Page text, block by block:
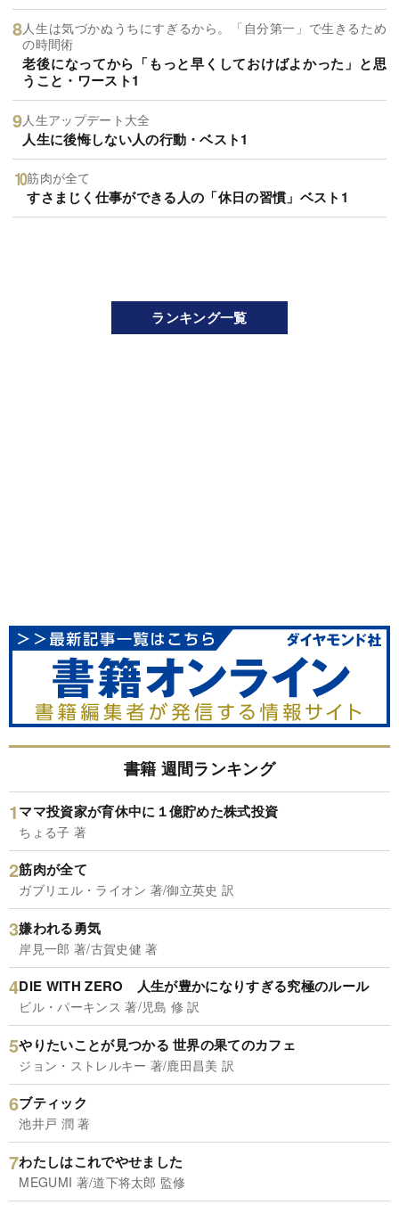
人生は気づかぬうちにすぎるから。「自分第一」で生きるため
の時間術
老後になってから「もっと早くしておけばよかった」と思
うこと・ワースト1
人生アップデート大全
人生に後悔しない人の行動・ベスト1
筋肉が全て
すさまじく仕事ができる人の「休日の習慣」ベスト1
ランキング一覧
書籍 週間ランキング
ママ投資家が育休中に１億貯めた株式投資
ちょる子 著
筋肉が全て
ガブリエル・ライオン 著/御立英史 訳
嫌われる勇気
岸見一郎 著/古賀史健 著
DIE WITH ZERO 人生が豊かになりすぎる究極のルール
ビル・パーキンス 著/児島 修 訳
やりたいことが見つかる 世界の果てのカフェ
ジョン・ストレルキー 著/鹿田昌美 訳
ブティック
池井戸 潤 著
わたしはこれでやせました
MEGUMI 著/道下将太郎 監修